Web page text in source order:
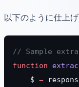
以下のように仕上げ
// Sample
function
    $
=